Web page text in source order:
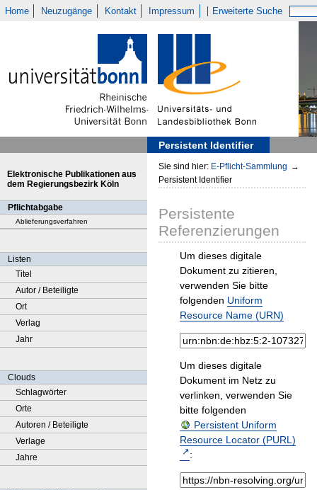
Home Neuzugänge Kontakt Impressum Erweiterte Suche
Persistent Identifier
Elektronische Publikationen aus
dem Regierungsbezirk Köln
Pflichtabgabe
Ablieferungsverfahren
Listen
Titel
Autor / Beteiligte
Ort
Verlag
Jahr
Clouds
Schlagwörter
Orte
Autoren / Beteiligte
Verlage
Jahre
Sie sind hier: E-Pflicht-Sammlung →
Persistent Identifier
Persistente
Referenzierungen
Um dieses digitale
Dokument zu zitieren,
verwenden Sie bitte
folgenden Uniform
Resource Name (URN)
Um dieses digitale
Dokument im Netz zu
verlinken, verwenden Sie
bitte folgenden
Persistent Uniform
Resource Locator (PURL)
: